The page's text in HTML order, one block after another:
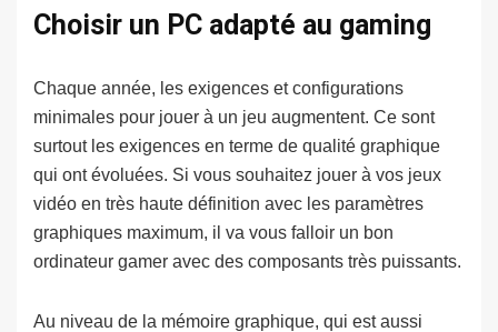
Choisir un PC adapté au gaming
Chaque année, les exigences et configurations
minimales pour jouer à un jeu augmentent. Ce sont
surtout les exigences en terme de qualité graphique
qui ont évoluées. Si vous souhaitez jouer à vos jeux
vidéo en très haute définition avec les paramètres
graphiques maximum, il va vous falloir un bon
ordinateur gamer avec des composants très puissants.
Au niveau de la mémoire graphique, qui est aussi